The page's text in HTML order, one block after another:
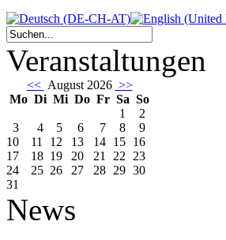
Veranstaltungen
<< August 2026 >>
Mo Di Mi Do Fr Sa So
1
2
3
4 5 6 7 8
9
10
11 12 13 14 15 16
17
18 19 20 21 22 23
24
25 26 27 28 29 30
31
News